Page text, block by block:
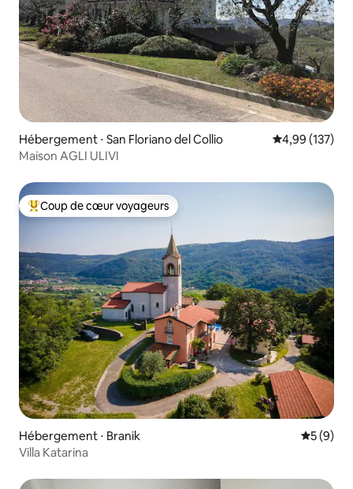
Hébergement ⋅ San Floriano del Collio Évaluation
4,99 (137)
Maison AGLI ULIVI
Coups de cœur voyageurs les plus appréciés
Coup de cœur voyageurs
Hébergement ⋅ Branik
5 (9)
Villa Katarina